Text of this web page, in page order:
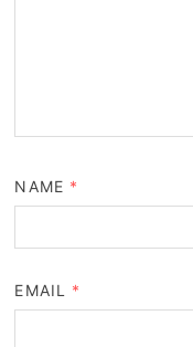
NAME *
EMAIL *